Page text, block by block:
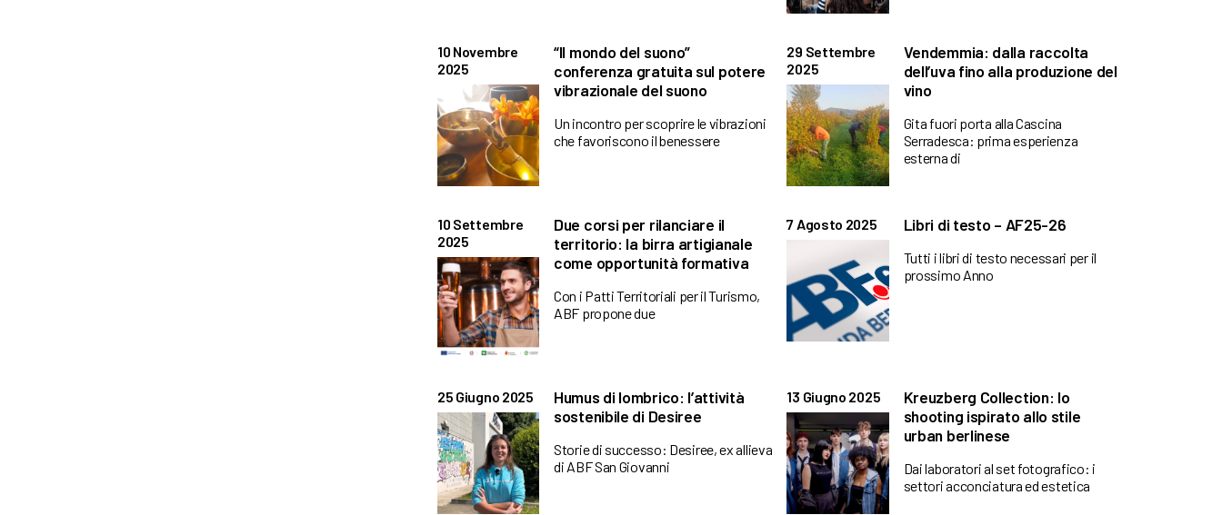
10 Novembre
2025
“Il mondo del suono”
conferenza gratuita sul potere
vibrazionale del suono
Un incontro per scoprire le vibrazioni
che favoriscono il benessere
29 Settembre
2025
Vendemmia: dalla raccolta
dell’uva fino alla produzione del
vino
Gita fuori porta alla Cascina
Serradesca: prima esperienza
esterna di
10 Settembre
2025
Due corsi per rilanciare il
territorio: la birra artigianale
come opportunità formativa
Con i Patti Territoriali per il Turismo,
ABF propone due
7 Agosto 2025 Libri di testo – AF25-26
Tutti i libri di testo necessari per il
prossimo Anno
25 Giugno 2025
Humus di lombrico: l’attività
sostenibile di Desiree
Storie di successo: Desiree, ex allieva
di ABF San Giovanni
13 Giugno 2025
Kreuzberg Collection: lo
shooting ispirato allo stile
urban berlinese
Dai laboratori al set fotografico: i
settori acconciatura ed estetica